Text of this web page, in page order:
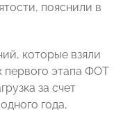
пояснили в
которые взяли
первого этапа ФОТ
за счет
года,